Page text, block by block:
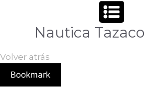
Nautica
Volver atrás
Bookmark